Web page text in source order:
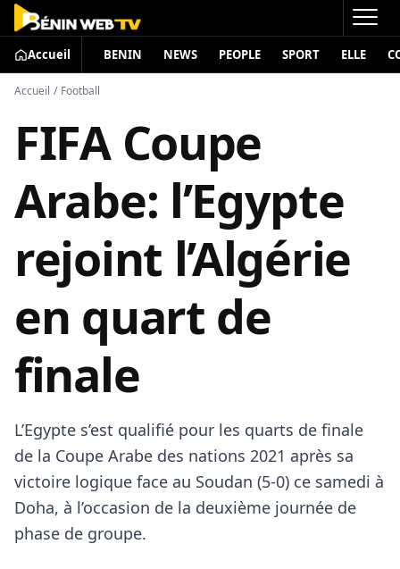
Accueil BENIN NEWS PEOPLE SPORT ELLE
Accueil / Football
FIFA Coupe
Arabe: l’Egypte
rejoint l’Algérie
en quart de
finale
L’Egypte s’est qualifié pour les quarts de finale
de la Coupe Arabe des nations 2021 après sa
victoire logique face au Soudan (5-0) ce samedi à
Doha, à l’occasion de la deuxième journée de
phase de groupe.